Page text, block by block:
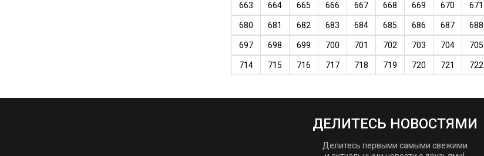
663 664 665 666 667 668 669 670 671
680 681 682 683 684 685 686 687 688
697 698 699 700 701 702 703 704 705
714 715 716 717 718 719 720 721 722
ДЕЛИТЕСЬ НОВОСТЯМИ
Делитесь первыми самыми свежими